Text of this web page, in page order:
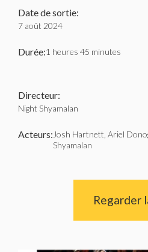
Date de sortie:
7 août 2024
Durée:1 heures 45 minutes
Directeur:
Night Shyamalan
Acteurs: Josh Hartnett, Ariel
Shyamalan
Regarder